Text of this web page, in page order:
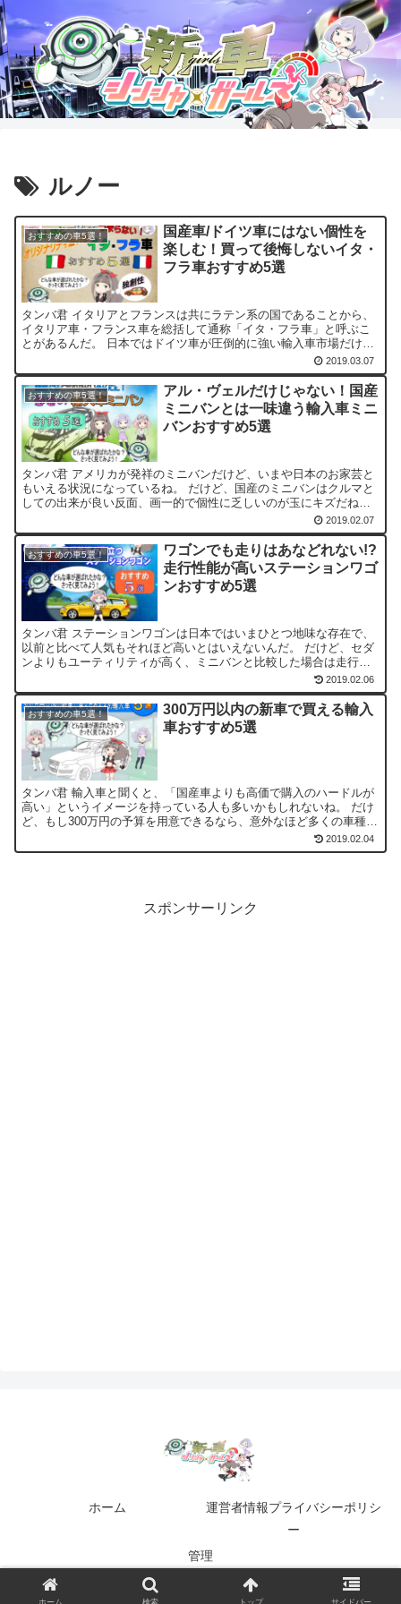
ルノー
おすすめの車5選！
国産車/ドイツ車にはない個性を
楽しむ！買って後悔しないイタ・
フラ車おすすめ5選
タンバ君 イタリアとフランスは共にラテン系の国であることから、
イタリア車・フランス車を総括して通称「イタ・フラ車」と呼ぶこ
とがあるんだ。 日本ではドイツ車が圧倒的に強い輸入車市場だけ
ど、イタ・フラ車にはドイツ車にはない魅力があるから、もっと...
2019.03.07
おすすめの車5選！
アル・ヴェルだけじゃない！国産
ミニバンとは一味違う輸入車ミニ
バンおすすめ5選
タンバ君 アメリカが発祥のミニバンだけど、いまや日本のお家芸と
もいえる状況になっているね。 だけど、国産のミニバンはクルマと
しての出来が良い反面、画一的で個性に乏しいのが玉にキズだね。
その点、輸入ミニバンは国産ミニバンにはない独自の個性が...2019.02.07
おすすめの車5選！
ワゴンでも走りはあなどれない!?
走行性能が高いステーションワゴ
ンおすすめ5選
タンバ君 ステーションワゴンは日本ではいまひとつ地味な存在で、
以前と比べて人気もそれほど高いとはいえないんだ。 だけど、セダ
ンよりもユーティリティが高く、ミニバンと比較した場合は走行性
能の点で勝ったり、立体駐車場にも入れられるなど、実質的な...
2019.02.06
おすすめの車5選！
300万円以内の新車で買える輸入
車おすすめ5選
タンバ君 輸入車と聞くと、「国産車よりも高価で購入のハードルが
高い」というイメージを持っている人も多いかもしれないね。 だけ
ど、もし300万円の予算を用意できるなら、意外なほど多くの車種が
2019.02.04
スポンサーリンク
ホーム
運営者情報プライバシーポリシ
ー
管理
© 2017-2026 新車ガールズ.
ホーム 検索 トップ サイドバー